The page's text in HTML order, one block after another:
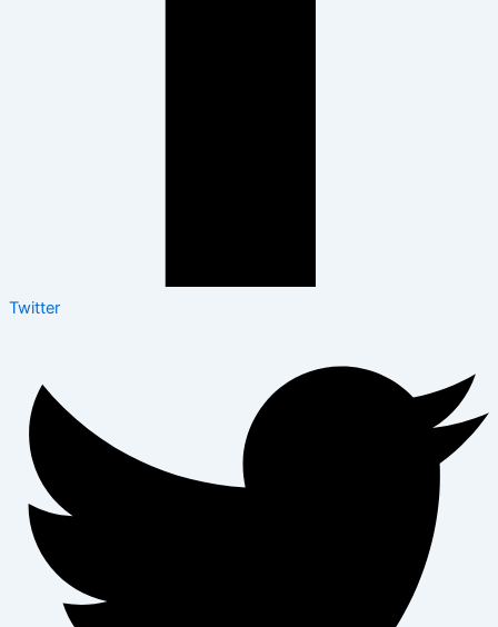
Twitter